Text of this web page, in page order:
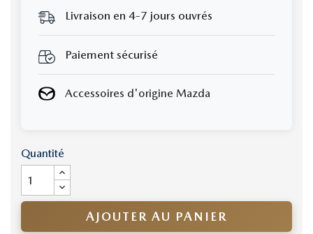
Livraison en 4-7 jours ouvrés
Paiement sécurisé
Accessoires d'origine Mazda
Quantité
AJOUTER AU PANIER